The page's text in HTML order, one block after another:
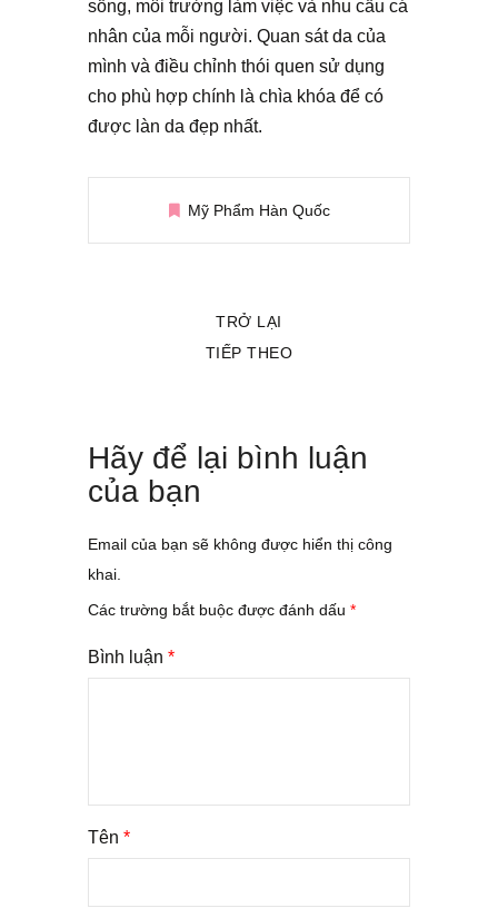
sống, môi trường làm việc và nhu cầu cá
nhân của mỗi người. Quan sát da của
mình và điều chỉnh thói quen sử dụng
cho phù hợp chính là chìa khóa để có
được làn da đẹp nhất.
Mỹ Phẩm Hàn Quốc
TRỞ LẠI
TIẾP THEO
Hãy để lại bình luận
của bạn
Email của bạn sẽ không được hiển thị công
khai.
Các trường bắt buộc được đánh dấu *
Bình luận *
Tên *